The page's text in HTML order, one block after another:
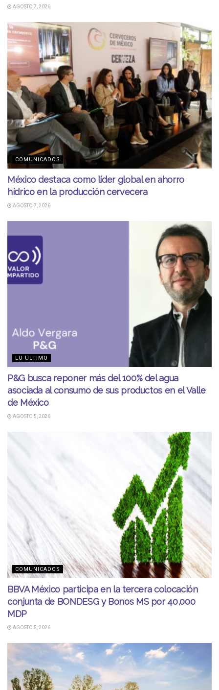
AGOSTO 7, 2026
COMUNICADOS
México destaca como líder global en ahorro
hídrico en la producción cervecera
AGOSTO 7, 2026
LO ÚLTIMO
P&G busca reponer más del 100% del agua
asociada al consumo de sus productos en el Valle
de México
AGOSTO 5, 2026
COMUNICADOS
BBVA México participa en la tercera colocación
conjunta de BONDESG y Bonos MS por 40,000
MDP
AGOSTO 5, 2026